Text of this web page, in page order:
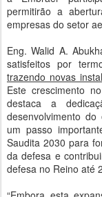
permitirão a
empresas do setor
Eng. Walid A.
satisfeitos por
trazendo novas
Este crescimento
destaca a
desenvolvimento
um passo
Saudita 2030 para
da defesa e
defesa no Reino até